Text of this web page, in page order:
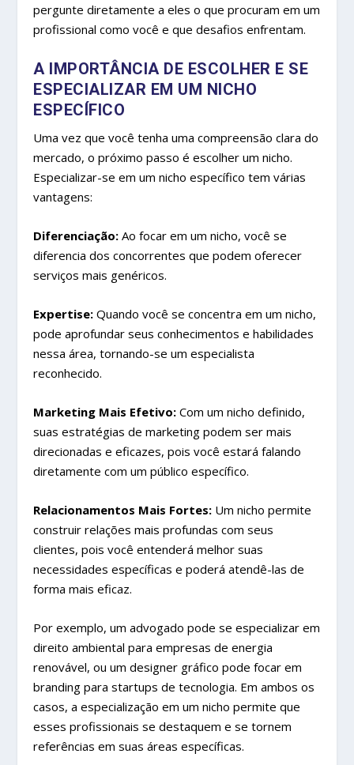
pergunte diretamente a eles o que procuram em um
profissional como você e que desafios enfrentam.
A IMPORTÂNCIA DE ESCOLHER E SE
ESPECIALIZAR EM UM NICHO
ESPECÍFICO
Uma vez que você tenha uma compreensão clara do
mercado, o próximo passo é escolher um nicho.
Especializar-se em um nicho específico tem várias
vantagens:
Diferenciação: Ao focar em um nicho, você se
diferencia dos concorrentes que podem oferecer
serviços mais genéricos.
Expertise: Quando você se concentra em um nicho,
pode aprofundar seus conhecimentos e habilidades
nessa área, tornando-se um especialista
reconhecido.
Marketing Mais Efetivo:Com um nicho definido,
suas estratégias de marketing podem ser mais
direcionadas e eficazes, pois você estará falando
diretamente com um público específico.
Relacionamentos Mais Fortes: Um nicho permite
construir relações mais profundas com seus
clientes, pois você entenderá melhor suas
necessidades específicas e poderá atendê-las de
forma mais eficaz.
Por exemplo, um advogado pode se especializar em
direito ambiental para empresas de energia
renovável, ou um designer gráfico pode focar em
branding para startups de tecnologia. Em ambos os
casos, a especialização em um nicho permite que
esses profissionais se destaquem e se tornem
referências em suas áreas específicas.